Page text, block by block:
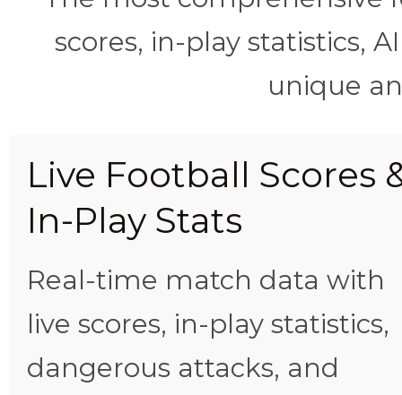
scores, in-play statistics,
unique
Live Football Scores
In-Play Stats
Real-time match data with
live scores, in-play statistics,
dangerous attacks, and